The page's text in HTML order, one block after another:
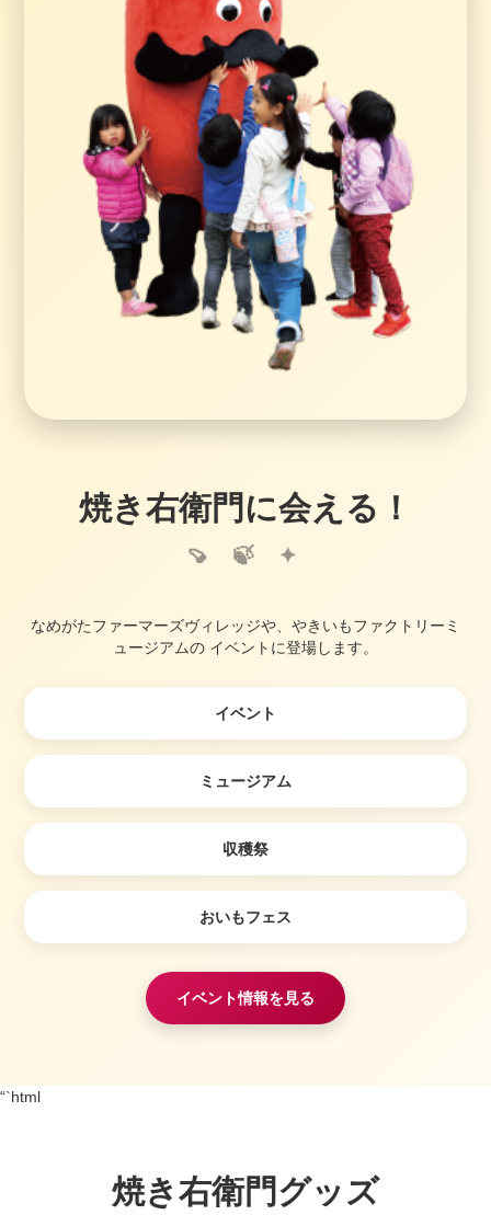
焼き右衛門に会える！
なめがたファーマーズヴィレッジや、やきいもファクトリーミ
ュージアムの イベントに登場します。
イベント
ミュージアム
収穫祭
おいもフェス
イベント情報を見る
“`html
焼き右衛門グッズ